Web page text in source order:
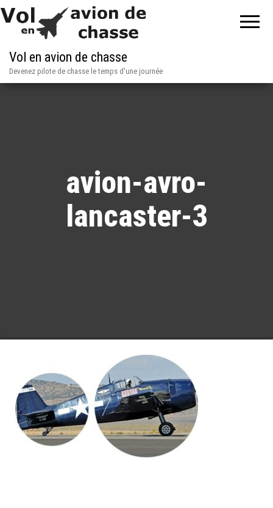
Vol en avion de chasse
Devenez pilote de chasse le temps d'une journée
avion-avro-
lancaster-3